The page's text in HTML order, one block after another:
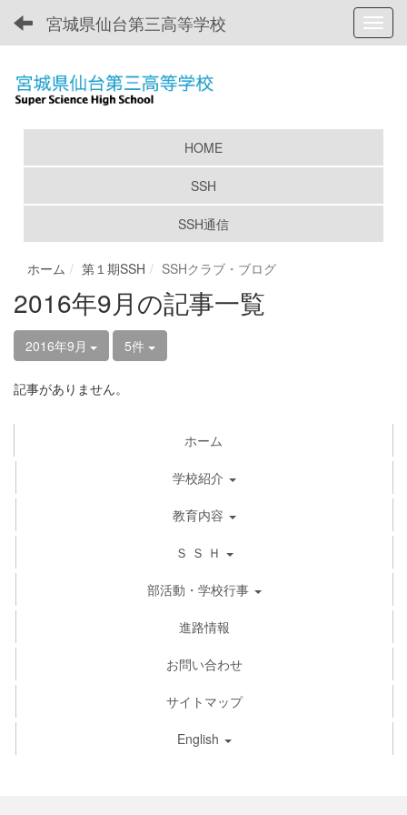
宮城県仙台第三高等学校
HOME
SSH
SSH通信
ホーム 第１期SSH SSHクラブ・ブログ
2016年9月の記事一覧
2016年9月 5件
記事がありません。
ホーム
学校紹介
教育内容
Ｓ Ｓ Ｈ
部活動・学校行事
進路情報
お問い合わせ
サイトマップ
English